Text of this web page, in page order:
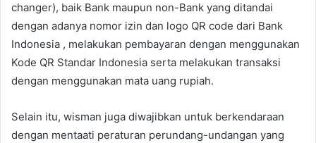
changer), baik Bank maupun non-Bank yang ditandai
dengan adanya nomor izin dan logo QR code dari Bank
Indonesia , melakukan pembayaran dengan menggunakan
Kode QR Standar Indonesia serta melakukan transaksi
dengan menggunakan mata uang rupiah.
Selain itu, wisman juga diwajibkan untuk berkendaraan
dengan mentaati peraturan perundang-undangan yang